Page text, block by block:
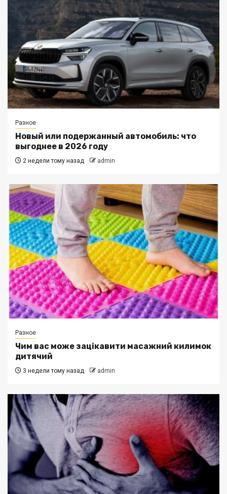
Разное
Новый или подержанный автомобиль: что
выгоднее в 2026 году
2 недели тому назад admin
Разное
Чим вас може зацікавити масажний килимок
дитячий
3 недели тому назад admin